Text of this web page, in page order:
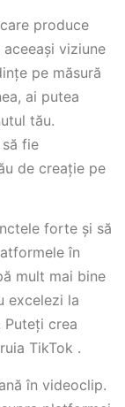
produce
viziune
pe măsură
ai putea
tău.
fie
de creație pe
forte și să
în
mult mai bine
excelezi la
crea
TikTok .
în videoclip.